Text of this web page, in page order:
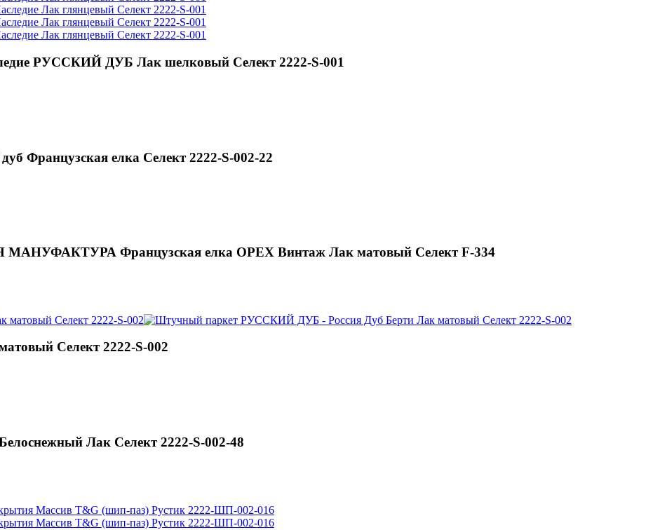
РУССКИЙ ДУБ Лак шелковый Селект 2222-S-001
елка Селект 2222-S-002-22
Французская елка ОРЕХ Винтаж Лак матовый Селект F-334
Селект 2222-S-002
Лак Селект 2222-S-002-48